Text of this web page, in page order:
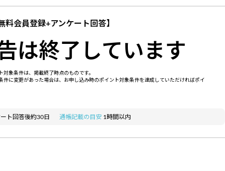
料会員登録+アンケート回答】
は終了しています
象条件は、掲載終了時点のものです。
に変更があった場合は、お申し込み時のポイント対象条件を達成していただければポイ
ト回答後約30日 通帳記載の目安 1時間以内